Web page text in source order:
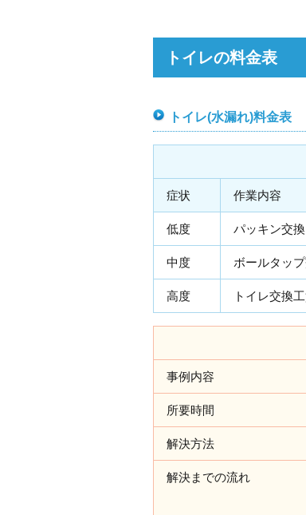
トイレの料金表
トイレ(水漏れ)料金表
症状 作業内容
低度 パッキン交
中度 ボールタッ
高度 トイレ交換
事例内容
所要時間
解決方法
解決までの流れ